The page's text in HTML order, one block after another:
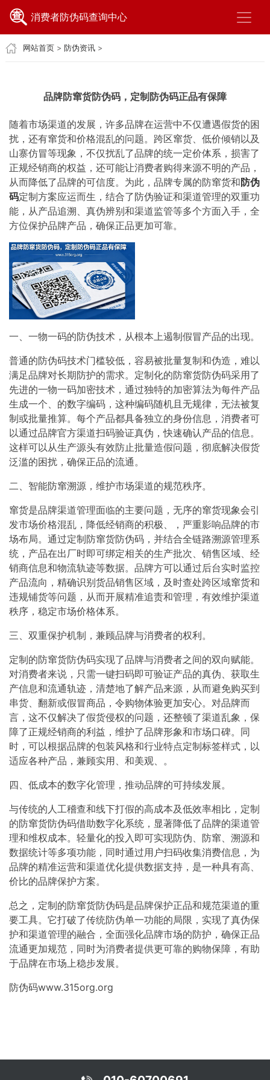
消费者防伪码查询中心
网站首页> 防伪资讯>
品牌防窜货防伪码，定制防伪码正品有保障
随着市场渠道的发展，许多品牌在运营中不仅遭遇假货的困
扰，还有窜货和价格混乱的问题。跨区窜货、低价倾销以及
山寨仿冒等现象，不仅扰乱了品牌的统一定价体系，损害了
正规经销商的权益，还可能让消费者购得来源不明的产品，
从而降低了品牌的可信度。为此，品牌专属的防窜货和防伪
码定制方案应运而生，结合了防伪验证和渠道管理的双重功
能，从产品追溯、真伪辨别和渠道监管等多个方面入手，全
方位保护品牌产品，确保正品更加可靠。
一、一物一码的防伪技术，从根本上遏制假冒产品的出现。
普通的防伪码技术门槛较低，容易被批量复制和伪造，难以
满足品牌对长期防护的需求。定制化的防窜货防伪码采用了
先进的一物一码加密技术，通过独特的加密算法为每件产品
生成一个、的数字编码，这种编码随机且无规律，无法被复
制或批量推算。每个产品都具备独立的身份信息，消费者可
以通过品牌官方渠道扫码验证真伪，快速确认产品的信息。
这样可以从生产源头有效防止批量造假问题，彻底解决假货
泛滥的困扰，确保正品的流通。
二、智能防窜溯源，维护市场渠道的规范秩序。
窜货是品牌渠道管理面临的主要问题，无序的窜货现象会引
发市场价格混乱，降低经销商的积极、，严重影响品牌的市
场布局。通过定制防窜货防伪码，并结合全链路溯源管理系
统，产品在出厂时即可绑定相关的生产批次、销售区域、经
销商信息和物流轨迹等数据。品牌方可以通过后台实时监控
产品流向，精确识别货品销售区域，及时查处跨区域窜货和
违规铺货等问题，从而开展精准追责和管理，有效维护渠道
秩序，稳定市场价格体系。
三、双重保护机制，兼顾品牌与消费者的权利。
定制的防窜货防伪码实现了品牌与消费者之间的双向赋能。
对消费者来说，只需一键扫码即可验证产品的真伪、获取生
产信息和流通轨迹，清楚地了解产品来源，从而避免购买到
串货、翻新或假冒商品，令购物体验更加安心。对品牌而
言，这不仅解决了假货侵权的问题，还整顿了渠道乱象，保
障了正规经销商的利益，维护了品牌形象和市场口碑。同
时，可以根据品牌的包装风格和行业特点定制标签样式，以
适应各种产品，兼顾实用、和美观、。
四、低成本的数字化管理，推动品牌的可持续发展。
与传统的人工稽查和线下打假的高成本及低效率相比，定制
的防窜货防伪码借助数字化系统，显著降低了品牌的渠道管
理和维权成本。轻量化的投入即可实现防伪、防窜、溯源和
数据统计等多项功能，同时通过用户扫码收集消费信息，为
品牌的精准运营和渠道优化提供数据支持，是一种具有高、
价比的品牌保护方案。
总之，定制的防窜货防伪码是品牌保护正品和规范渠道的重
要工具。它打破了传统防伪单一功能的局限，实现了真伪保
护和渠道管理的融合，全面强化品牌市场的防护，确保正品
流通更加规范，同时为消费者提供更可靠的购物保障，有助
于品牌在市场上稳步发展。
防伪码www.315org.org